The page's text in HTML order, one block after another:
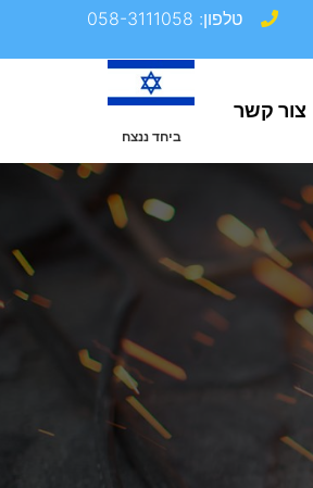
טלפון: 058-3111058
צור קשר
ביחד ננצח